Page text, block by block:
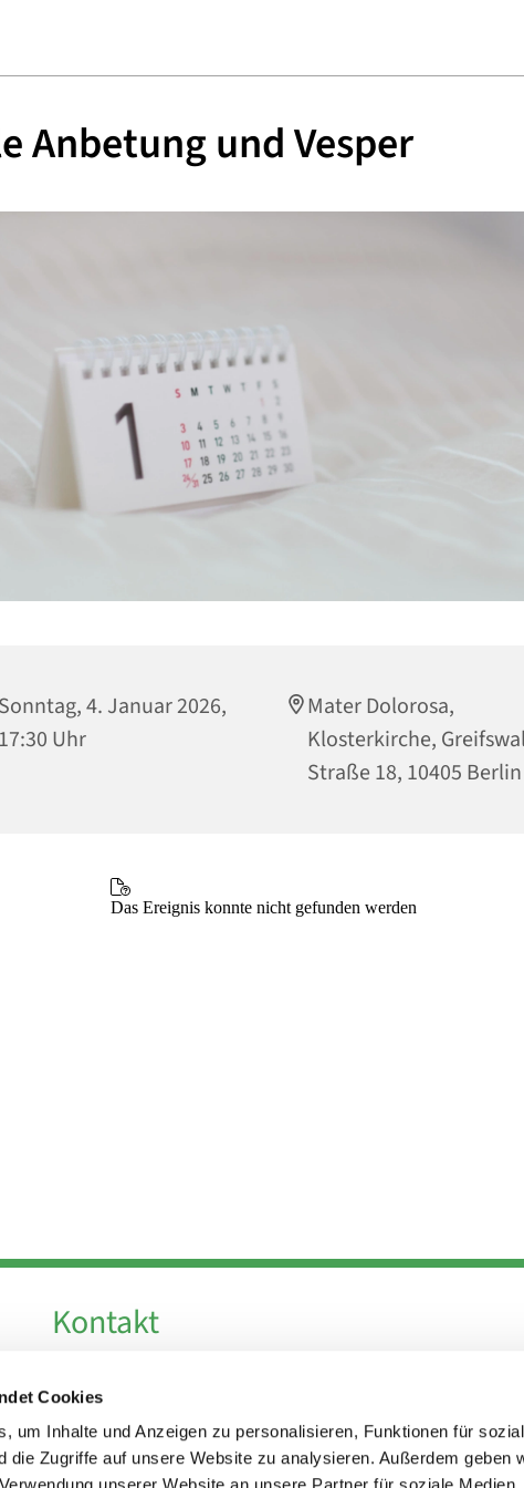
Cookies
um Inhalte und Anzeigen zu personalisieren, Funktionen für
die Zugriffe auf unsere Website zu analysieren. Außerdem geben
Anbetung und Vesper
Sonntag, 4. Januar 2026,
17:30 Uhr
Mater Dolorosa,
Klosterkirche,
Straße 18, 10405 Berlin
Kontakt
Fax +49 30 924 54 18
E-Mailinfo@theresa-von-avila-berlin.de